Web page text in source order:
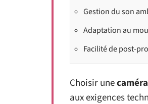
Gestion du son
Adaptation au
Facilité de post-
Choisir une
aux exigences